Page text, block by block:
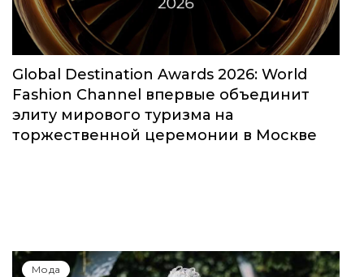
Global Destination Awards 2026: World
Fashion Channel впервые объединит
элиту мирового туризма на
торжественной церемонии в Москве
Мода